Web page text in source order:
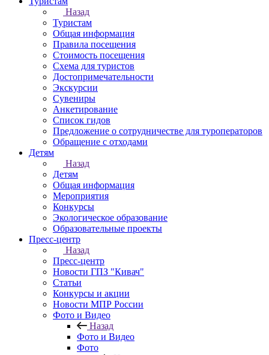
Назад
Туристам
Общая информация
Правила посещения
Стоимость посещения
Схема для туристов
Достопримечательности
Экскурсии
Сувениры
Анкетирование
Список гидов
Предложение о сотрудничестве для туроператоров
Обращение с отходами
Детям
Назад
Детям
Общая информация
Мероприятия
Конкурсы
Экологическое образование
Образовательные проекты
Пресс-центр
Назад
Пресс-центр
Новости ГПЗ "Кивач"
Статьи
Конкурсы и акции
Новости МПР России
Фото и Видео
Назад
Фото и Видео
Фото